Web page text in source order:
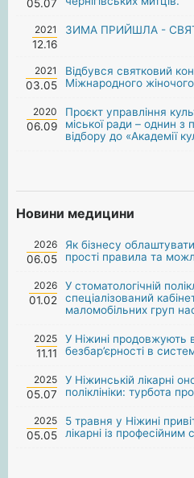
05.07
2021
12.16
ЗИМА ПРИЙШЛА -
2021
03.05
Відбувся святковий
Міжнародного
2020
06.09
Проєкт управління
міської ради – однин з
відбору до «Академії
Новини медицини
2026
06.05
Як бізнесу
прості правила та
2026
01.02
У стоматологічній
спеціалізований
маломобільних груп
2025
11.11
У Ніжині продовжують
безбар’єрності в
2025
05.07
У Ніжинській лікарні
поліклініки: турбота
2025
05.05
5 травня у Ніжині
лікарні із професійним